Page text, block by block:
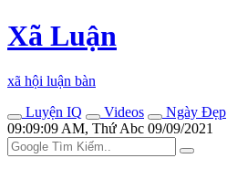
Xã Luận
xã hội luận bàn
Luyện IQ
Videos
Ngày Đẹp
09:09:09 AM, Thứ Abc 09/09/2021